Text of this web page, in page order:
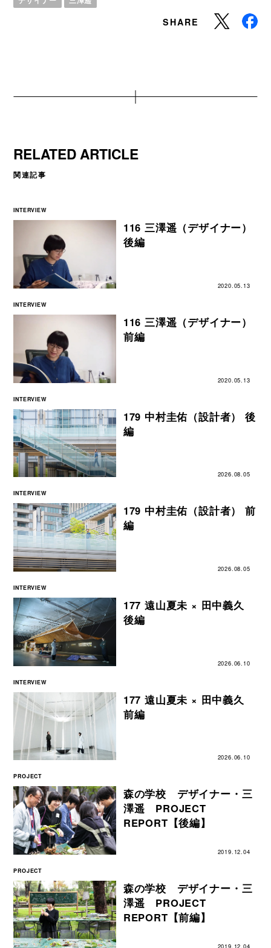
SHARE
RELATED ARTICLE
関連記事
INTERVIEW
116 三澤遥（デザイナー）
後編
2020.05.13
INTERVIEW
116 三澤遥（デザイナー）
前編
2020.05.13
PROJECT
森の学校 デザイナー・三
澤遥 PROJECT
REPORT【後編】
2019.12.04
PROJECT
森の学校 デザイナー・三
澤遥 PROJECT
REPORT【前編】
2019.12.04
INTERVIEW
179 中村圭佑（設計者） 後
編
2026.08.05
INTERVIEW
179 中村圭佑（設計者） 前
編
2026.08.05
INTERVIEW
177 遠山夏未 × 田中義久
後編
2026.06.10
INTERVIEW
177 遠山夏未 × 田中義久
前編
2026.06.10